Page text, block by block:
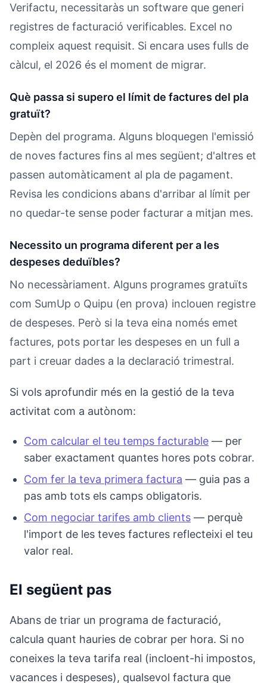
Verifactu, necessitaràs un software que generi
registres de facturació verificables. Excel no
compleix aquest requisit. Si encara uses fulls de
càlcul, el 2026 és el moment de migrar.
Què passa si supero el límit de factures del pla
gratuït?
Depèn del programa. Alguns bloquegen l'emissió
de noves factures fins al mes següent; d'altres et
passen automàticament al pla de pagament.
Revisa les condicions abans d'arribar al límit per
no quedar-te sense poder facturar a mitjan mes.
Necessito un programa diferent per a les
despeses deduïbles?
No necessàriament. Alguns programes gratuïts
com SumUp o Quipu (en prova) inclouen registre
de despeses. Però si la teva eina només emet
factures, pots portar les despeses en un full a
part i creuar dades a la declaració trimestral.
Si vols aprofundir més en la gestió de la teva
activitat com a autònom:
Com calcular el teu temps facturable — per
saber exactament quantes hores pots cobrar.
Com fer la teva primera factura — guia pas a
pas amb tots els camps obligatoris.
Com negociar tarifes amb clients — perquè
l'import de les teves factures reflecteixi el teu
valor real.
El següent pas
Abans de triar un programa de facturació,
calcula quant hauries de cobrar per hora. Si no
coneixes la teva tarifa real (incloent-hi impostos,
vacances i despeses), qualsevol factura que